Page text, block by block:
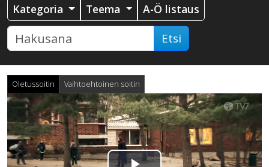
Kategoria Teema A-Ö listaus
Etsi
Oletussoitin Vaihtoehtoinen soitin